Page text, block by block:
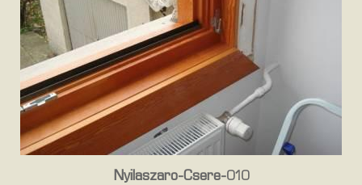
Nyilaszaro-Csere-010